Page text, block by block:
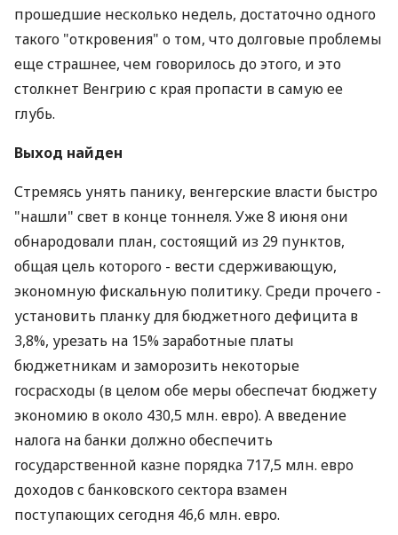
прошедшие несколько недель, достаточно одного
такого "откровения" о том, что долговые проблемы
еще страшнее, чем говорилось до этого, и это
столкнет Венгрию с края пропасти в самую ее
глубь.
Выход найден
Стремясь унять панику, венгерские власти быстро
"нашли" свет в конце тоннеля. Уже 8 июня они
обнародовали план, состоящий из 29 пунктов,
общая цель которого - вести сдерживающую,
экономную фискальную политику. Среди прочего -
установить планку для бюджетного дефицита в
3,8%, урезать на 15% заработные платы
бюджетникам и заморозить некоторые
госрасходы (в целом обе меры обеспечат бюджету
экономию в около 430,5 млн. евро). А введение
налога на банки должно обеспечить
государственной казне порядка 717,5 млн. евро
доходов с банковского сектора взамен
поступающих сегодня 46,6 млн. евро.